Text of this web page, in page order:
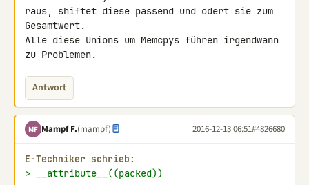
raus, shiftet diese passend und odert sie zum
Gesamtwert.
Alle diese Unions um Memcpys führen irgendwann
zu Problemen.
Antwort
MF Mampf F.(mampf) 2016-12-13 06:51#4826680
E-Techniker schrieb:
> __attribute__((packed))